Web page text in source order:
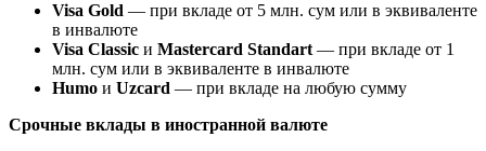
Visa Gold — при вкладе от 5 млн. сум или в эквиваленте
в инвалюте
Visa Classic и Mastercard Standart — при вкладе от 1
млн. сум или в эквиваленте в инвалюте
Humo и Uzcard — при вкладе на любую сумму
Срочные вклады в иностранной валюте